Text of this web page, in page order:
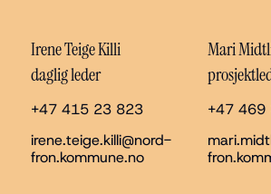
Irene Teige Killi
daglig leder
+47 415 23 823
irene.teige.killi@nord-
fron.kommune.no
Mari
+47 469